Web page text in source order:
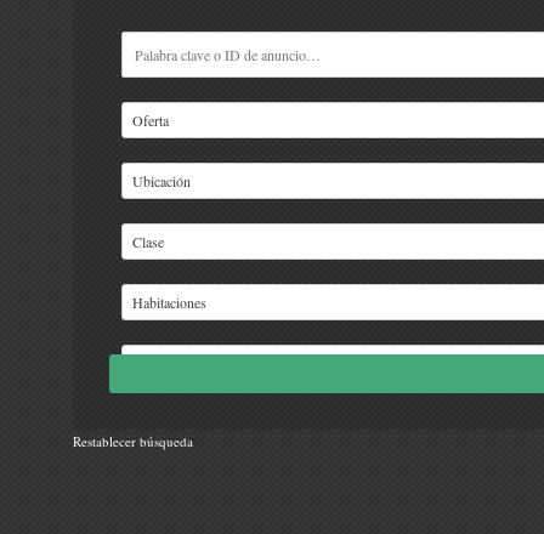
Restablecer búsqueda